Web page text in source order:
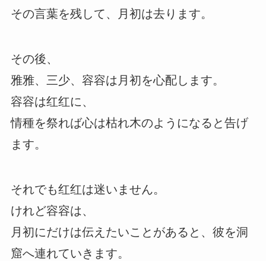
その言葉を残して、月初は去ります。
その後、
雅雅、三少、容容は月初を心配します。
容容は红红に、
情種を祭れば心は枯れ木のようになると告げ
ます。
それでも红红は迷いません。
けれど容容は、
月初にだけは伝えたいことがあると、彼を洞
窟へ連れていきます。